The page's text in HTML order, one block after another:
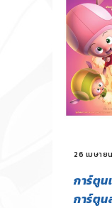
26 เมษาย
การ์ตูน
การ์ตูน